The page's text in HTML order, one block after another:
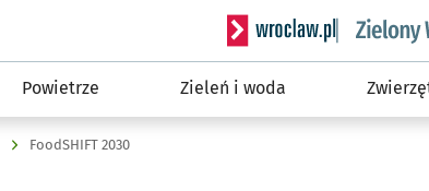
Serwis informacyjny
Powietrze Zieleń i woda
FoodSHIFT 2030